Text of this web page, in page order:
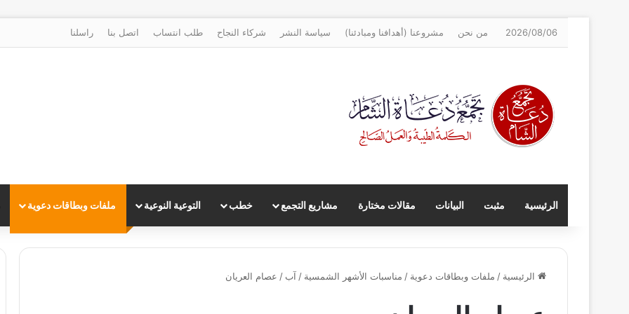
2026/08/06 من نحن مشروعنا (أهدافنا ومبادئنا) سياسة النشر شركاء النجاح طلب انتساب اتصل بنا راسلنا
الرئيسية مثبت البيانات مقالات مختارة مشاريع التجمع خطب التوعية النوعية ملفات وبطاقات دعوية
الرئيسية / ملفات وبطاقات دعوية / مناسبات الأشهر الشمسية / آب / عصام العريان